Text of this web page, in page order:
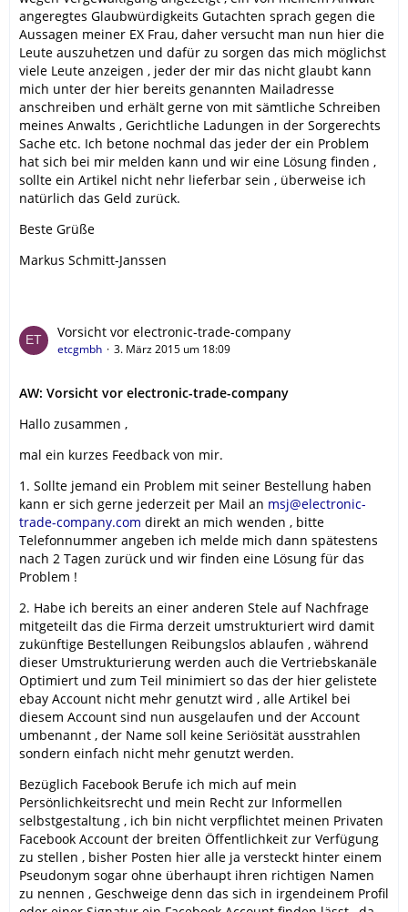
angeregtes Glaubwürdigkeits Gutachten sprach gegen die
Aussagen meiner EX Frau, daher versucht man nun hier die
Leute auszuhetzen und dafür zu sorgen das mich möglichst
viele Leute anzeigen , jeder der mir das nicht glaubt kann
mich unter der hier bereits genannten Mailadresse
anschreiben und erhält gerne von mit sämtliche Schreiben
meines Anwalts , Gerichtliche Ladungen in der Sorgerechts
Sache etc. Ich betone nochmal das jeder der ein Problem
hat sich bei mir melden kann und wir eine Lösung finden ,
sollte ein Artikel nicht nehr lieferbar sein , überweise ich
natürlich das Geld zurück.
Beste Grüße
Markus Schmitt-Janssen
Vorsicht vor electronic-trade-company
etcgmbh 3. März 2015 um 18:09
AW: Vorsicht vor electronic-trade-company
Hallo zusammen ,
mal ein kurzes Feedback von mir.
1. Sollte jemand ein Problem mit seiner Bestellung haben
kann er sich gerne jederzeit per Mail an msj@electronic-
trade-company.com direkt an mich wenden , bitte
Telefonnummer angeben ich melde mich dann spätestens
nach 2 Tagen zurück und wir finden eine Lösung für das
Problem !
2. Habe ich bereits an einer anderen Stele auf Nachfrage
mitgeteilt das die Firma derzeit umstrukturiert wird damit
zukünftige Bestellungen Reibungslos ablaufen , während
dieser Umstrukturierung werden auch die Vertriebskanäle
Optimiert und zum Teil minimiert so das der hier gelistete
ebay Account nicht mehr genutzt wird , alle Artikel bei
diesem Account sind nun ausgelaufen und der Account
umbenannt , der Name soll keine Seriösität ausstrahlen
sondern einfach nicht mehr genutzt werden.
Bezüglich Facebook Berufe ich mich auf mein
Persönlichkeitsrecht und mein Recht zur Informellen
selbstgestaltung , ich bin nicht verpflichtet meinen Privaten
Facebook Account der breiten Öffentlichkeit zur Verfügung
zu stellen , bisher Posten hier alle ja versteckt hinter einem
Pseudonym sogar ohne überhaupt ihren richtigen Namen
zu nennen , Geschweige denn das sich in irgendeinem Profil